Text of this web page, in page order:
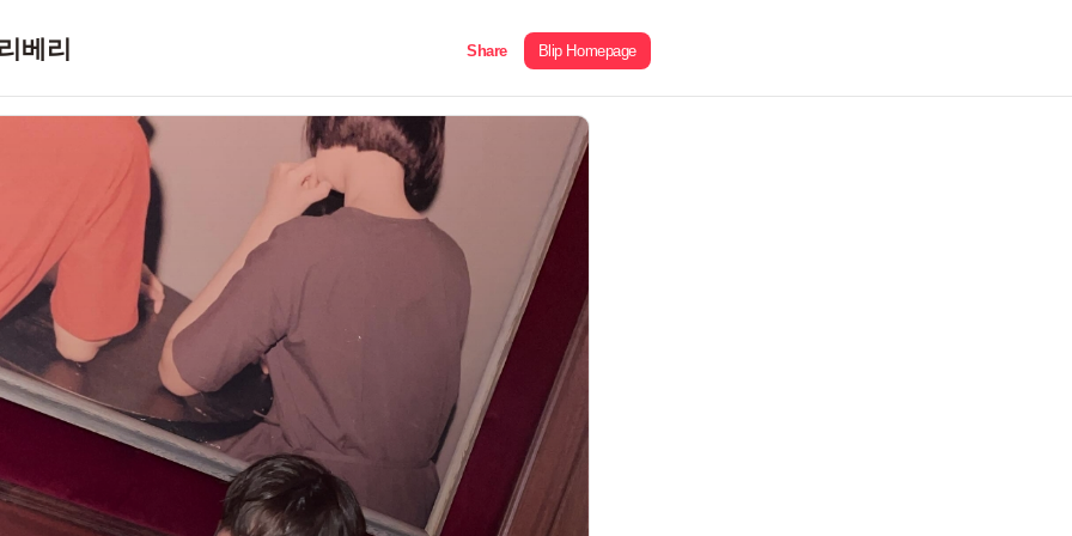
베리 Share Blip Homepage